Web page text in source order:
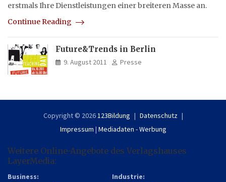
erstmals Ihre Dienstleistungen einer breiteren Masse an.
Continue Reading
Future&Trends in Berlin
9. August 2011 Presse
Copyright © 2026123Bildung
Datenschutz
Impressum | Mediadaten - Werbung
Weitere Online-Angebote des Verlagshauses
LayerMedia:
Business:
Industrie: